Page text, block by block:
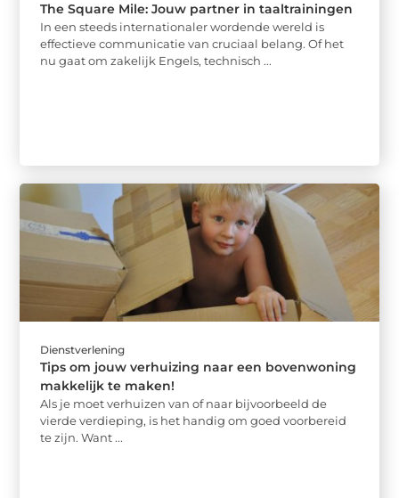
The Square Mile: Jouw partner in taaltrainingen
In een steeds internationaler wordende wereld is
effectieve communicatie van cruciaal belang. Of het
nu gaat om zakelijk Engels, technisch ...
Dienstverlening
Tips om jouw verhuizing naar een bovenwoning
makkelijk te maken!
Als je moet verhuizen van of naar bijvoorbeeld de
vierde verdieping, is het handig om goed voorbereid
te zijn. Want ...